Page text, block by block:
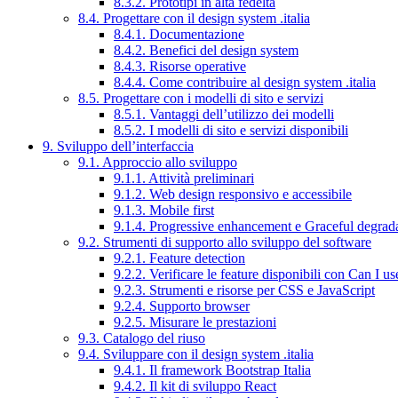
8.4. Progettare con il design system .italia
8.4.1. Documentazione
8.4.2. Benefici del design system
8.4.3. Risorse operative
8.4.4. Come contribuire al design system .italia
8.5. Progettare con i modelli di sito e servizi
8.5.1. Vantaggi dell’utilizzo dei modelli
8.5.2. I modelli di sito e servizi disponibili
9. Sviluppo dell’interfaccia
9.1. Approccio allo sviluppo
9.1.1. Attività preliminari
9.1.2. Web design responsivo e accessibile
9.1.3. Mobile first
9.1.4. Progressive enhancement e Graceful
9.2. Strumenti di supporto allo sviluppo del software
9.2.1. Feature detection
9.2.2. Verificare le feature disponibili con Can I
9.2.3. Strumenti e risorse per CSS e JavaScript
9.2.4. Supporto browser
9.2.5. Misurare le prestazioni
9.3. Catalogo del riuso
9.4. Sviluppare con il design system .italia
9.4.1. Il framework Bootstrap Italia
9.4.2. Il kit di sviluppo React